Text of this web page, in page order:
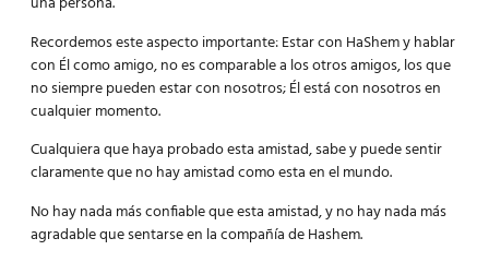
Recordemos este aspecto importante: Estar con HaShem y hablar
con Él como amigo, no es comparable a los otros amigos, los que
no siempre pueden estar con nosotros; Él está con nosotros en
cualquier momento.
Cualquiera que haya probado esta amistad, sabe y puede sentir
claramente que no hay amistad como esta en el mundo.
No hay nada más confiable que esta amistad, y no hay nada más
agradable que sentarse en la compañía de Hashem.